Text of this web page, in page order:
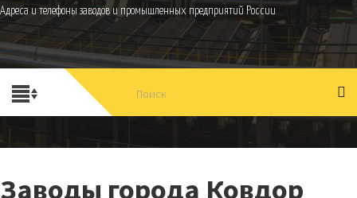
Адреса и телефоны заводов и промышленных предприятий России
Заводы города Ковдор